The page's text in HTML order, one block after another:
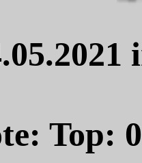
Top: 0